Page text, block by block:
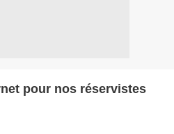
pour nos réservistes